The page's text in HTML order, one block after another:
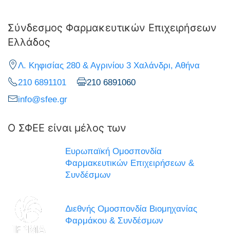
Σύνδεσμος Φαρμακευτικών Επιχειρήσεων
Ελλάδος
Λ. Κηφισίας 280 & Αγρινίου 3 Χαλάνδρι, Αθήνα
210 6891101
210 6891060
info@sfee.gr
Ο ΣΦΕΕ είναι μέλος των
Ευρωπαϊκή Ομοσπονδία
Φαρμακευτικών Επιχειρήσεων &
Συνδέσμων
Διεθνής Ομοσπονδία Βιομηχανίας
Φαρμάκου & Συνδέσμων